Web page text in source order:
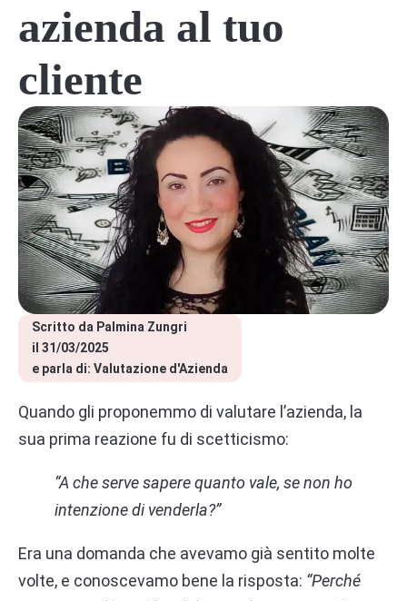
azienda al tuo
cliente
Scritto da Palmina Zungri
il 31/03/2025
e parla di: Valutazione d'Azienda
Quando gli proponemmo di valutare l’azienda, la
sua prima reazione fu di scetticismo:
“A che serve sapere quanto vale, se non ho
intenzione di venderla?”
Era una domanda che avevamo già sentito molte
volte, e conoscevamo bene la risposta: “Perché